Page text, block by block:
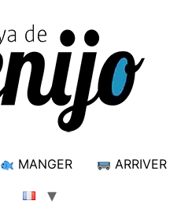
MANGER
ARRIVER